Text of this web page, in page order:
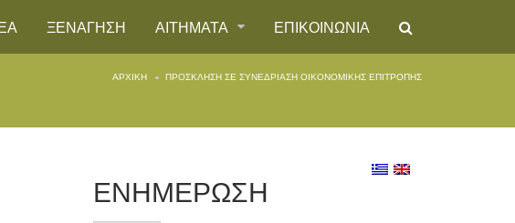
ΞΕΝΑΓΗΣΗ ΑΙΤΗΜΑΤΑ ΕΠΙΚΟΙΝΩΝΙΑ
ΑΡΧΙΚΉ ΠΡΟΣΚΛΗΣΗ ΣΕ ΣΥΝΕΔΡΙΑΣΗ ΟΙΚΟΝΟΜΙΚΗΣ ΕΠΙΤΡΟΠΗΣ
ΕΝΗΜΕΡΩΣΗ